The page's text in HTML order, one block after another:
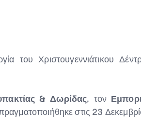
του Χριστουγεννιάτικου
& Δωρίδας, τον
στις 23